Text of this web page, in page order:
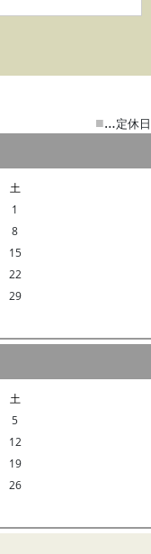
■…定休日
土
1
8
15
22
29
土
5
12
19
26